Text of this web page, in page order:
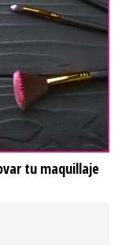
tu maquillaje